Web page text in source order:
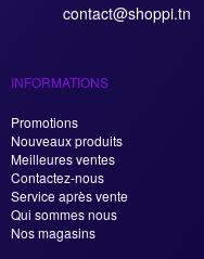
contact@shoppi.tn
INFORMATIONS
Promotions
Nouveaux produits
Meilleures ventes
Contactez-nous
Service après vente
Qui sommes nous
Nos magasins